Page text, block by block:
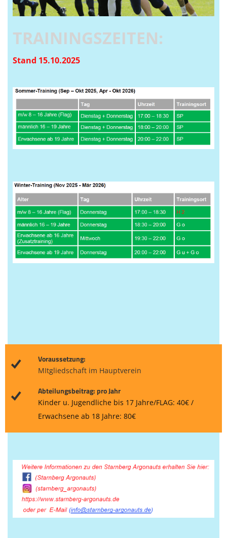
TRAININGSZEITEN:
Stand 15.10.2025
Voraussetzung:
MItgliedschaft im Hauptverein
Abteilungsbeitrag: pro Jahr
Kinder u. Jugendliche bis 17 Jahre/FLAG: 40€ /
Erwachsene ab 18 Jahre: 80€